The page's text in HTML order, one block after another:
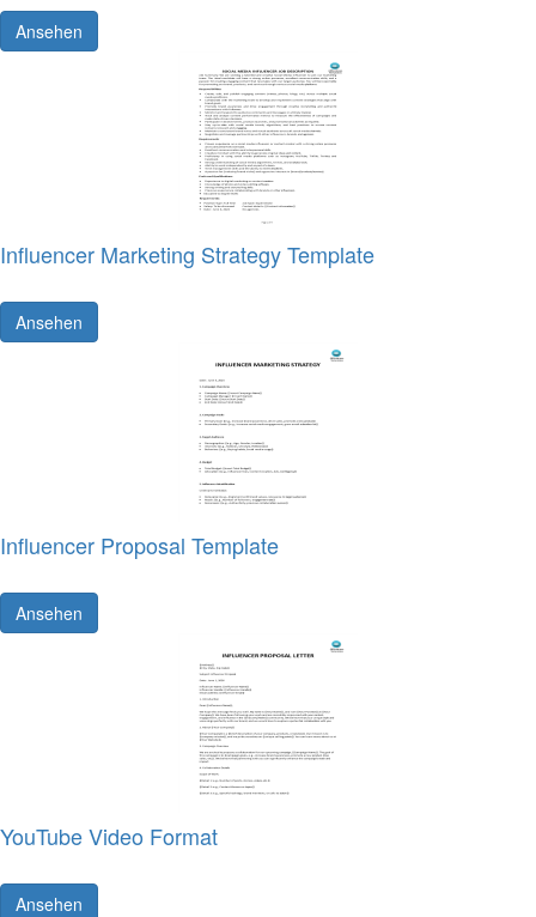
Ansehen
Influencer Marketing Strategy Template
Ansehen
Influencer Proposal Template
Ansehen
YouTube Video Format
Ansehen